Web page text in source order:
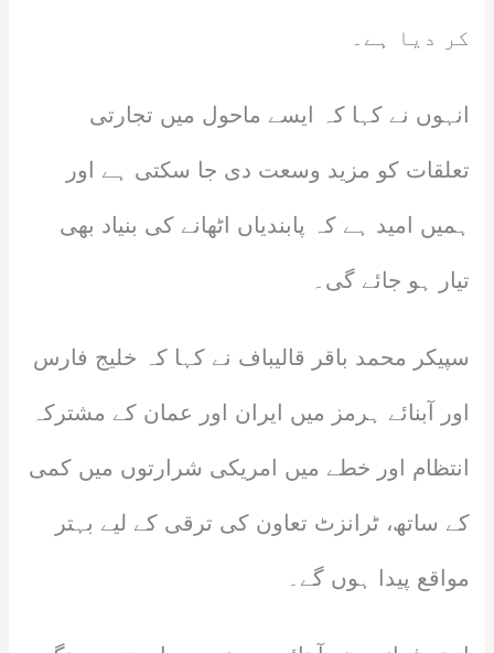
کر دیا ہے۔
انہوں نے کہا کہ ایسے ماحول میں تجارتی
تعلقات کو مزید وسعت دی جا سکتی ہے اور
ہمیں امید ہے کہ پابندیاں اٹھانے کی بنیاد بھی
تیار ہو جائے گی۔
سپیکر محمد باقر قالیباف نے کہا کہ خلیج فارس
اور آبنائے ہرمز میں ایران اور عمان کے مشترکہ
انتظام اور خطے میں امریکی شرارتوں میں کمی
کے ساتھ، ٹرانزٹ تعاون کی ترقی کے لیے بہتر
مواقع پیدا ہوں گے۔